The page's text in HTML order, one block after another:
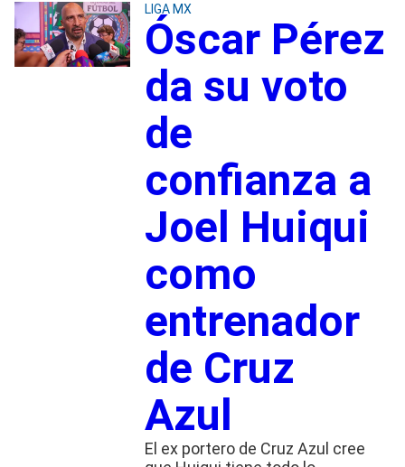
LIGA MX
Óscar Pérez
da su voto
de
confianza a
Joel Huiqui
como
entrenador
de Cruz
Azul
El ex portero de Cruz Azul cree